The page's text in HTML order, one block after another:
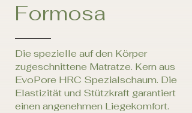
Formosa
Die spezielle auf den Körper
zugeschnittene ­Matratze. Kern aus
EvoPore HRC Spezialschaum. Die
Elastizität und Stützkraft garantiert
einen ­angenehmen Liegekomfort.